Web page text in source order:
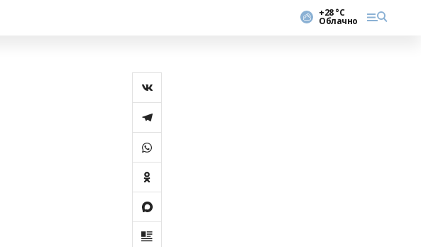
+28 °С
Облачно